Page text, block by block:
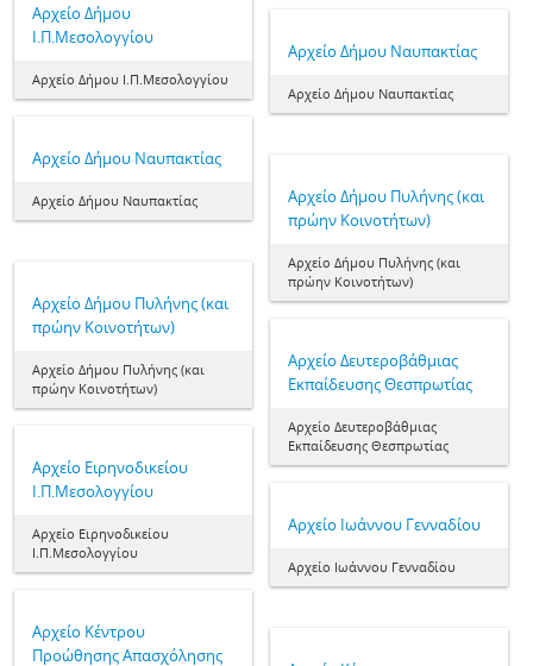
Aρχείο Δήμου
Ι.Π.Μεσολογγίου
Aρχείο Δήμου Ι.Π.Μεσολογγίου
Aρχείο Δήμου Ναυπακτίας
Aρχείο Δήμου Ναυπακτίας
Aρχείο Δήμου Ναυπακτίας
Aρχείο Δήμου Ναυπακτίας
Aρχείο Δήμου Πυλήνης (και
πρώην Κοινοτήτων)
Aρχείο Δήμου Πυλήνης (και
πρώην Κοινοτήτων)
Aρχείο Δήμου Πυλήνης (και
πρώην Κοινοτήτων)
Aρχείο Δήμου Πυλήνης (και
πρώην Κοινοτήτων)
Aρχείο Δευτεροβάθμιας
Εκπαίδευσης Θεσπρωτίας
Aρχείο Δευτεροβάθμιας
Εκπαίδευσης Θεσπρωτίας
Aρχείο Ειρηνοδικείου
Ι.Π.Μεσολογγίου
Aρχείο Ειρηνοδικείου
Ι.Π.Μεσολογγίου
Aρχείο Ιωάννου Γενναδίου
Aρχείο Ιωάννου Γενναδίου
Aρχείο Κέντρου
Προώθησης Απασχόλησης